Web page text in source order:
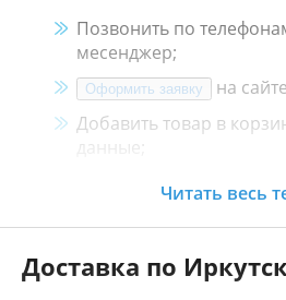
Позвонить по
месенджер;
Оформить заявку
на
Добавить товар в
данные;
Менеджер свяжется с
Как оплатить:
Читать весь
Доставка по